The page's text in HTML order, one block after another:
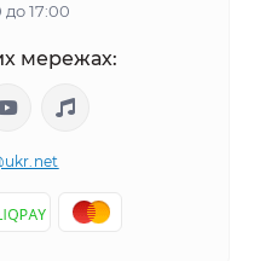
17:00
мережах: